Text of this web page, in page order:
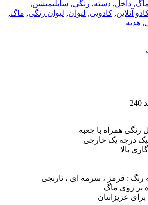
, داخل, دسته, رنگی, سابلیمیشن,
آنلاین, کادویی, لیوان, لیوان رنگی, ماگ,
, هدیه
رنگی همراه با جعبه
درجه یک خارجی
بالا
رنگ : قرمز ، سرمه ای ، نارنجی
بر روی ماگ
عزیزانتان